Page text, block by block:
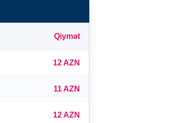
Qiymət
12 AZN
11 AZN
12 AZN